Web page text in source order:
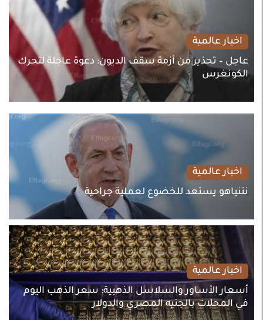
اخبار عالمية
عاجل – تحذير من أزمة سقف الديون: دعوة عاجلة لتحرك
الكونغرس
اخبار عالمية
نتنياهو يستعد للخضوع لعملية جراحية
اخبار عالمية
أسعار الأساور والسلاسل الذهبية: سعر الذهب اليوم
في المحلات بالجنيه المصري والدولار